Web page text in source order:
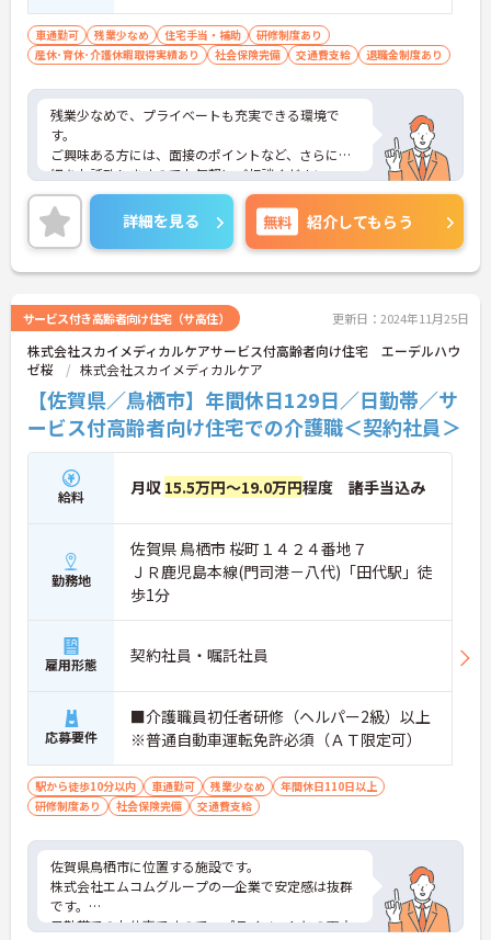
車通勤可 残業少なめ 住宅手当・補助
研修制度あり
産休･育休･介護休暇取得実績あり
社会保険完備 交通費支給 退職金制度あり
残業少なめで、プライベートも充実できる環境で
す。
ご興味ある方には、面接のポイントなど、さらに詳
細をお話致しますのでお気軽にご相談ください。
詳細を見る 無料 紹介してもらう
サービス付き高齢者向け住宅（サ高住） 更新日：2024年11月25日
株式会社スカイメディカルケアサービス付高齢者向け住宅 エーデルハウ
ゼ桜
株式会社スカイメディカルケア
【佐賀県／鳥栖市】年間休日129日／日勤帯／サ
ービス付高齢者向け住宅での介護職＜契約社員＞
給料 月収 15.5万円～19.0万円程度 諸手当込み
勤務地
佐賀県 鳥栖市 桜町１４２４番地７
ＪＲ鹿児島本線(門司港－八代)「田代駅」徒
歩1分
雇用形態 契約社員・嘱託社員
応募要件
■介護職員初任者研修（ヘルパー2級）以上
※普通自動車運転免許必須（ＡＴ限定可）
駅から徒歩10分以内 車通勤可 残業少なめ
年間休日110日以上
研修制度あり
社会保険完備 交通費支給
佐賀県鳥栖市に位置する施設です。
株式会社エムコムグループの一企業で安定感は抜群
です。
日勤帯でのお仕事ですので、プライベートとの両立